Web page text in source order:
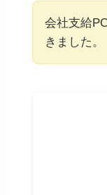
会社支給
きました。